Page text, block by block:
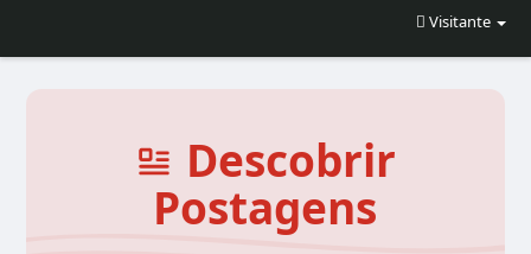
Visitante
Descobrir
Postagens